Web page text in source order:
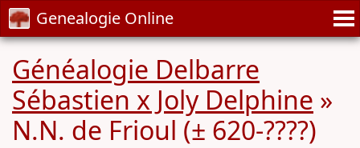
Genealogie Online
Généalogie Delbarre
Sébastien x Joly Delphine »
N.N. de Frioul (± 620-????)